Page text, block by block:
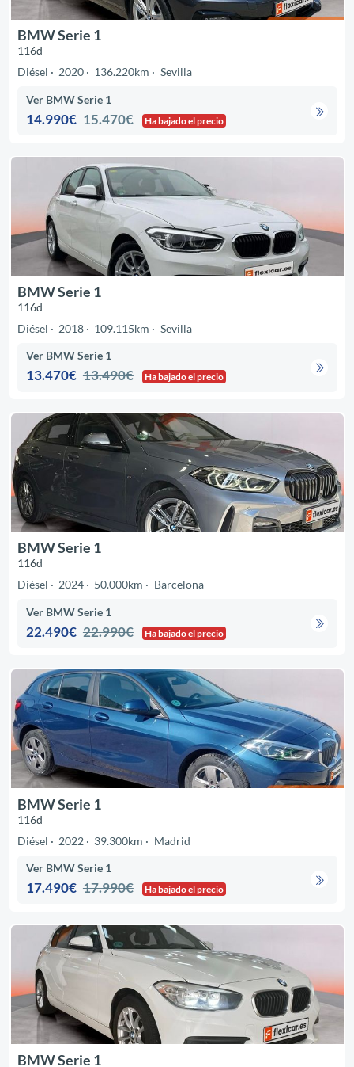
BMW Serie 1
116d
Diésel
2020 136.220km Sevilla
Ver BMW Serie 1
14.990€ 15.470€ Ha bajado el precio
BMW Serie 1
116d
Diésel
2018 109.115km Sevilla
Ver BMW Serie 1
13.470€ 13.490€ Ha bajado el precio
BMW Serie 1
116d
Diésel
2024 50.000km Barcelona
Ver BMW Serie 1
22.490€ 22.990€ Ha bajado el precio
BMW Serie 1
116d
Diésel
2022 39.300km Madrid
Ver BMW Serie 1
17.490€ 17.990€ Ha bajado el precio
BMW Serie 1